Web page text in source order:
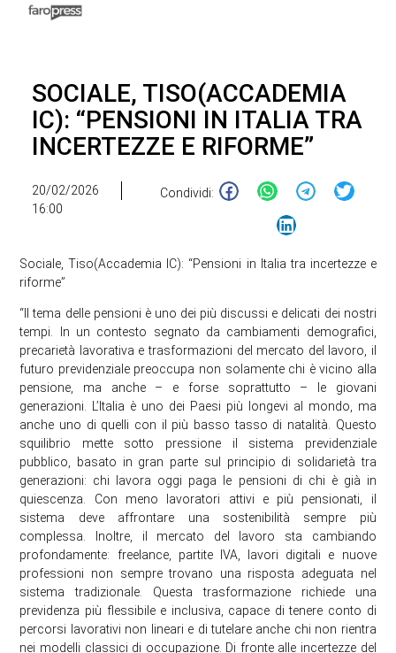
SOCIALE, TISO(ACCADEMIA
IC): “PENSIONI IN ITALIA TRA
INCERTEZZE E RIFORME”
20/02/2026
16:00
Condividi:
Sociale, Tiso(Accademia IC): “Pensioni in Italia tra incertezze e
riforme”
“Il tema delle pensioni è uno dei più discussi e delicati dei nostri
tempi. In un contesto segnato da cambiamenti demografici,
precarietà lavorativa e trasformazioni del mercato del lavoro, il
futuro previdenziale preoccupa non solamente chi è vicino alla
pensione, ma anche – e forse soprattutto – le giovani
generazioni. L’Italia è uno dei Paesi più longevi al mondo, ma
anche uno di quelli con il più basso tasso di natalità. Questo
squilibrio mette sotto pressione il sistema previdenziale
pubblico, basato in gran parte sul principio di solidarietà tra
generazioni: chi lavora oggi paga le pensioni di chi è già in
quiescenza. Con meno lavoratori attivi e più pensionati, il
sistema deve affrontare una sostenibilità sempre più
complessa. Inoltre, il mercato del lavoro sta cambiando
profondamente: freelance, partite IVA, lavori digitali e nuove
professioni non sempre trovano una risposta adeguata nel
sistema tradizionale. Questa trasformazione richiede una
previdenza più flessibile e inclusiva, capace di tenere conto di
percorsi lavorativi non lineari e di tutelare anche chi non rientra
nei modelli classici di occupazione. Di fronte alle incertezze del